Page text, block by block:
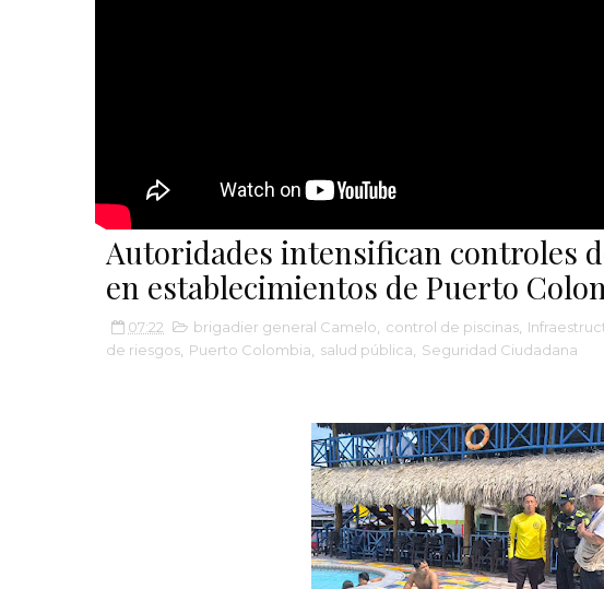
Autoridades intensifican controles
en establecimientos de Puerto
07:22 brigadier general Camelo control de piscinas
de riesgos Puerto Colombia salud pública Seguridad Ciudadana